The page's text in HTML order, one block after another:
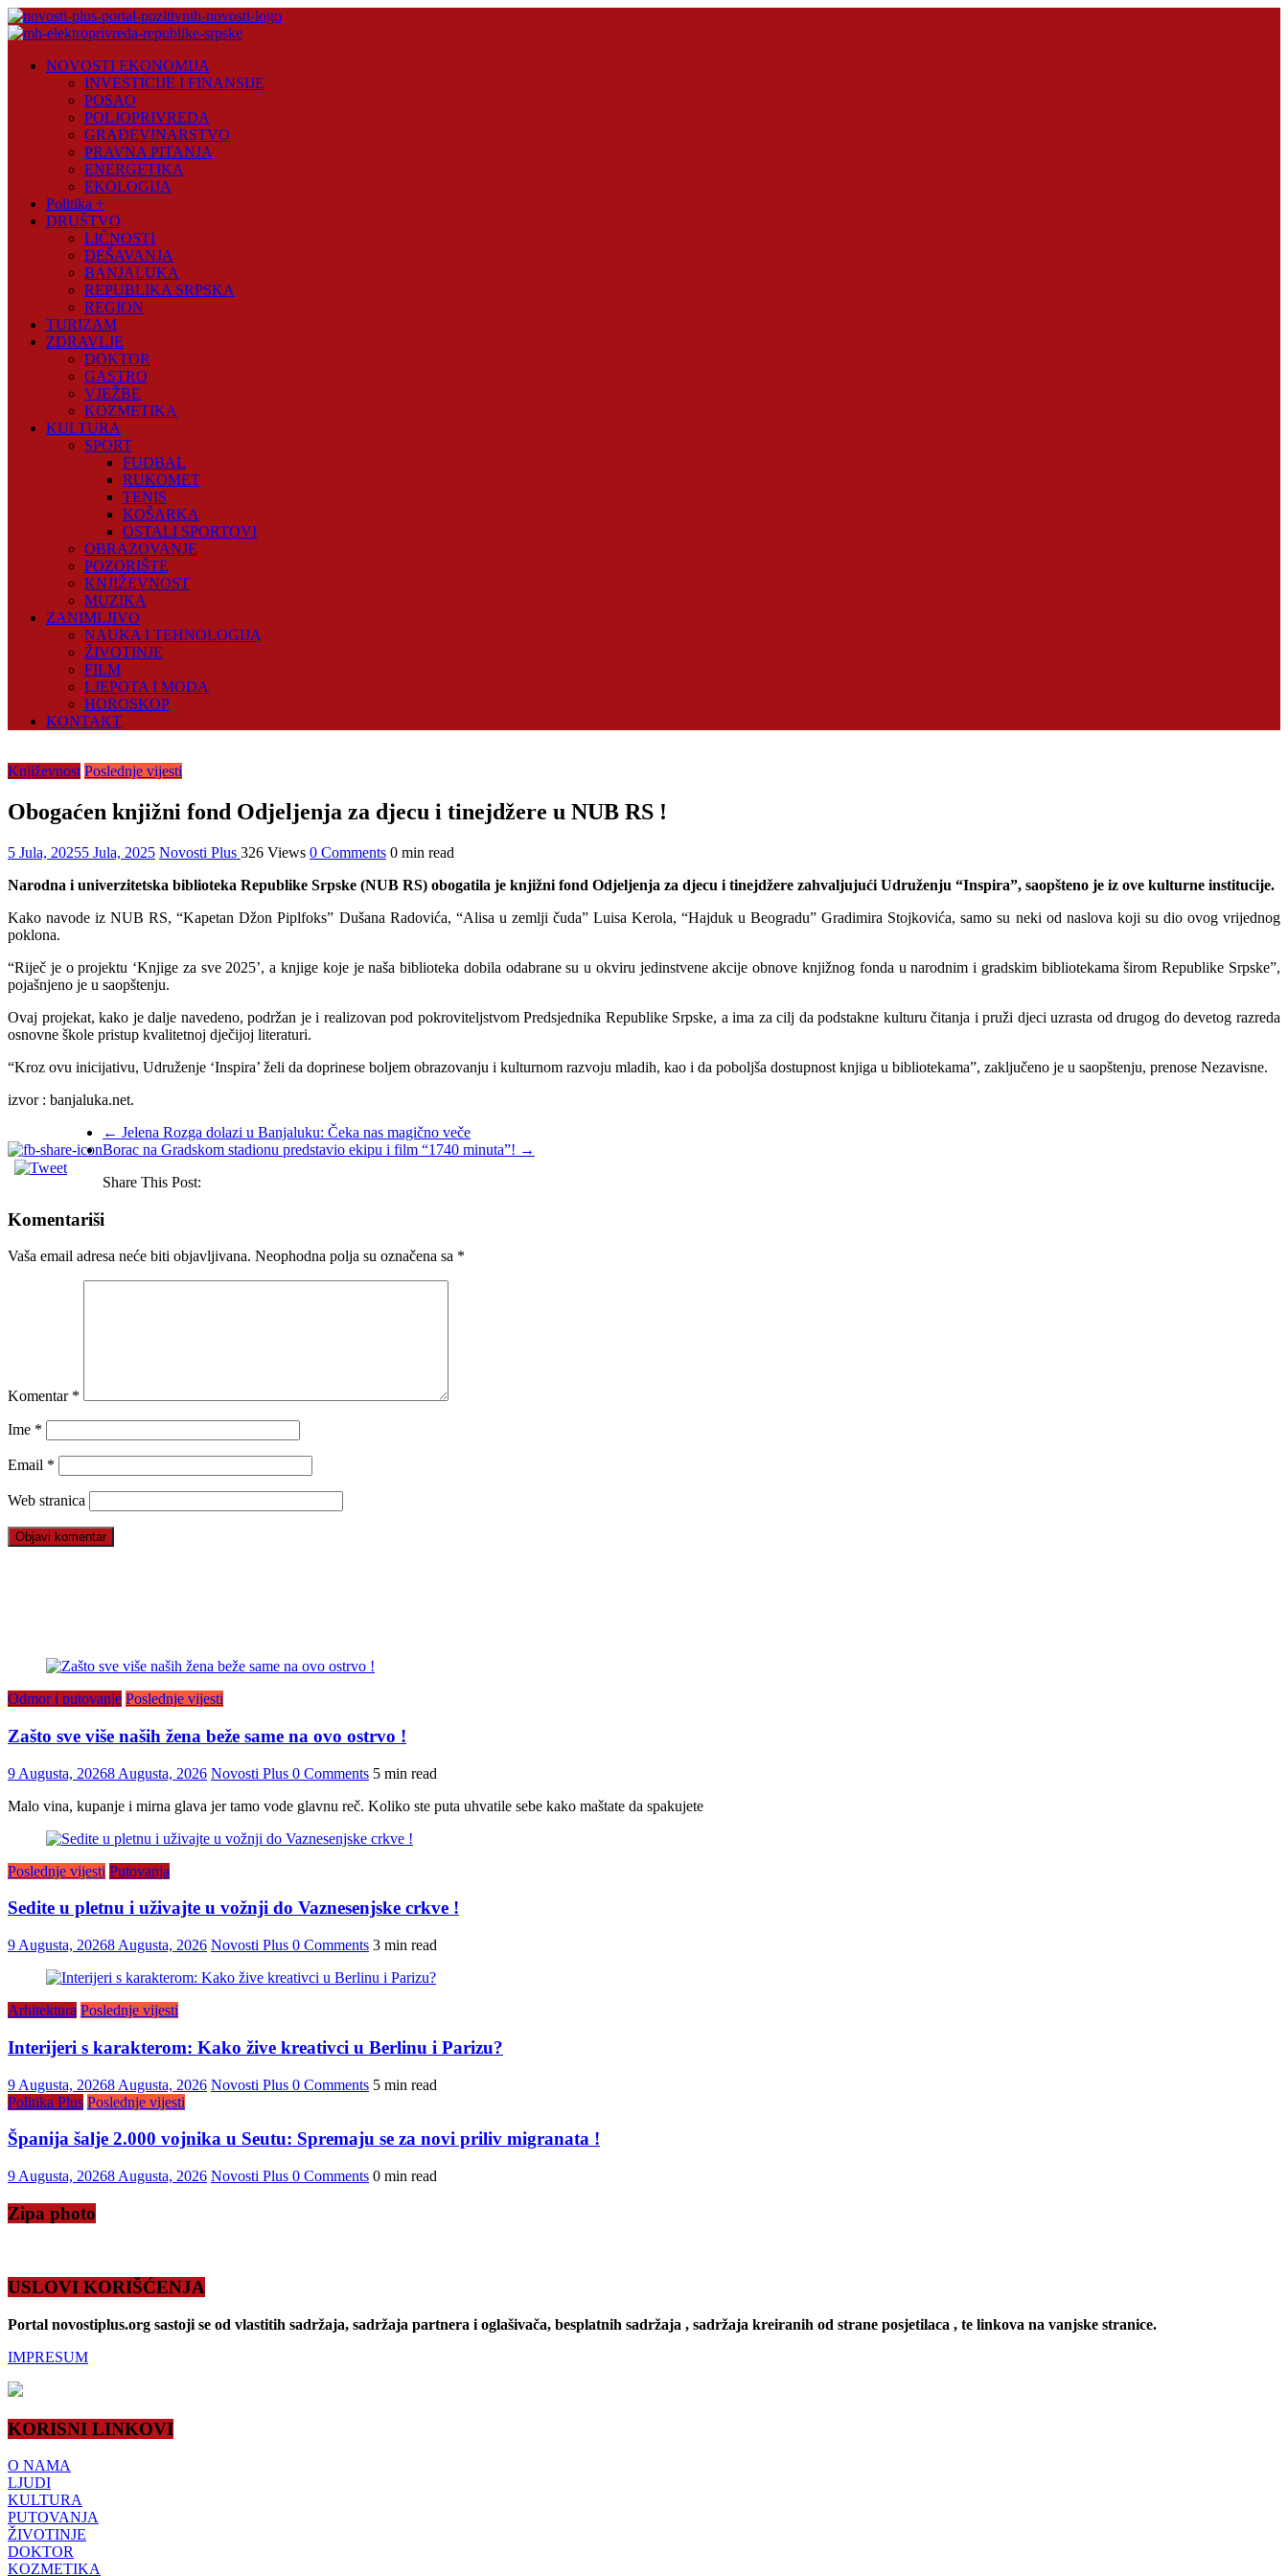
Skip
to
Plus
NOVOSTI EKONOMIJA
INVESTICIJE I FINANSIJE
POSAO
POLJOPRIVREDA
GRAĐEVINARSTVO
PRAVNA PITANJA
ENERGETIKA
EKOLOGIJA
Politika +
DRUŠTVO
LIČNOSTI
DEŠAVANJA
BANJALUKA
REPUBLIKA SRPSKA
REGION
TURIZAM
ZDRAVLJE
DOKTOR
GASTRO
VJEŽBE
KOZMETIKA
KULTURA
SPORT
FUDBAL
RUKOMET
TENIS
KOŠARKA
OSTALI SPORTOVI
OBRAZOVANJE
POZORIŠTE
KNJIŽEVNOST
MUZIKA
ZANIMLJIVO
NAUKA I TEHNOLOGIJA
ŽIVOTINJE
FILM
LJEPOTA I MODA
HOROSKOP
KONTAKT
Književnost Poslednje vijesti
Obogaćen knjižni fond Odjeljenja za djecu i tinejdžere u NUB RS !
5 Jula, 20255 Jula, 2025 Novosti Plus 326 Views 0 Comments 0 min read
Narodna i univerzitetska biblioteka Republike Srpske (NUB RS) obogatila je knjižni fond Odjeljenja za djecu i tinejdžere zahvaljujući Udruženju “Inspira”, saopšteno je iz ove kulturne institucije.
Kako navode iz NUB RS, “Kapetan Džon Piplfoks” Dušana Radovića, “Alisa u zemlji čuda” Luisa Kerola, “Hajduk u Beogradu” Gradimira Stojkovića, samo su neki od naslova koji su dio ovog vrijednog
poklona.
“Riječ je o projektu ‘Knjige za sve 2025’, a knjige koje je naša biblioteka dobila odabrane su u okviru jedinstvene akcije obnove knjižnog fonda u narodnim i gradskim bibliotekama širom Republike Srpske”,
pojašnjeno je u saopštenju.
Ovaj projekat, kako je dalje navedeno, podržan je i realizovan pod pokroviteljstvom Predsjednika Republike Srpske, a ima za cilj da podstakne kulturu čitanja i pruži djeci uzrasta od drugog do devetog razreda
osnovne škole pristup kvalitetnoj dječijoj literaturi.
“Kroz ovu inicijativu, Udruženje ‘Inspira’ želi da doprinese boljem obrazovanju i kulturnom razvoju mladih, kao i da poboljša dostupnost knjiga u bibliotekama”, zaključeno je u saopštenju, prenose Nezavisne.
izvor : banjaluka.net.
← Jelena Rozga dolazi u Banjaluku: Čeka nas magično veče
Borac na Gradskom stadionu predstavio ekipu i film “1740 minuta”! →
Share This Post:
Komentariši
Vaša email adresa neće biti objavljivana. Neophodna polja su označena sa *
Komentar *
Ime *
Email *
Web stranica
Odmor i putovanje Poslednje vijesti
Zašto sve više naših žena beže same na ovo ostrvo !
9 Augusta, 20268 Augusta, 2026 Novosti Plus 0 Comments 5 min read
Malo vina, kupanje i mirna glava jer tamo vode glavnu reč. Koliko ste puta uhvatile sebe kako maštate da spakujete
Poslednje vijesti Putovanja
Sedite u pletnu i uživajte u vožnji do Vaznesenjske crkve !
9 Augusta, 20268 Augusta, 2026 Novosti Plus 0 Comments 3 min read
Arhitektura Poslednje vijesti
Interijeri s karakterom: Kako žive kreativci u Berlinu i Parizu?
9 Augusta, 20268 Augusta, 2026 Novosti Plus 0 Comments 5 min read
Politika Plus Poslednje vijesti
Španija šalje 2.000 vojnika u Seutu: Spremaju se za novi priliv migranata !
9 Augusta, 20268 Augusta, 2026 Novosti Plus 0 Comments 0 min read
Zipa photo
USLOVI KORIŠĆENJA
Portal novostiplus.org sastoji se od vlastitih sadržaja, sadržaja partnera i oglašivača, besplatnih sadržaja , sadržaja kreiranih od strane posjetilaca , te linkova na vanjske stranice.
IMPRESUM
KORISNI LINKOVI
O NAMA
LJUDI
KULTURA
PUTOVANJA
ŽIVOTINJE
DOKTOR
KOZMETIKA